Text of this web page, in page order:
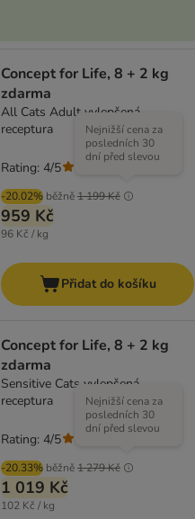
Concept for Life, 8 + 2 kg
zdarma
All Cats Adult vylepšená
receptura
-20.02% běžně1 199 Kč
Nejnižší cena za
posledních 30
dní před slevou
959 Kč
96 Kč / kg
Rating: 4/5
Přidat do košíku
Concept for Life, 8 + 2 kg
zdarma
Sensitive Cats vylepšená
receptura
-20.33% běžně1 279 Kč
Nejnižší cena za
posledních 30
dní před slevou
1 019 Kč
102 Kč / kg
Rating: 4/5